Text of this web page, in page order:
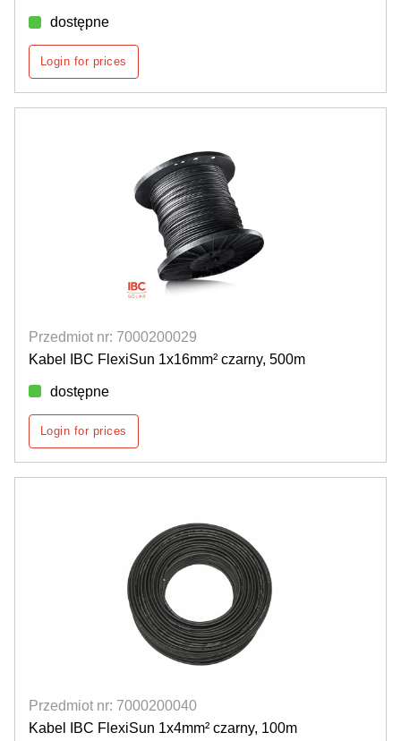
dostępne
Login for prices
Przedmiot nr: 7000200029
Kabel IBC FlexiSun 1x16mm² czarny, 500m
dostępne
Login for prices
Przedmiot nr: 7000200040
Kabel IBC FlexiSun 1x4mm² czarny, 100m